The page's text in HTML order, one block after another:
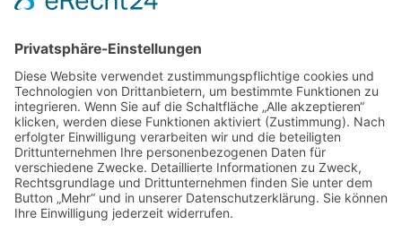
Fax: +49 67 01-93 39-50
Wir freuen uns auf Sie
Kontaktieren Sie uns jederzeit gern per Telefon, Email oder
Kontaktformular für ein persönliches Gespräch oder ein
individuelles Angebot und lernen Sie auch unseren freundlichen
und kundenorientierten Service kennen.